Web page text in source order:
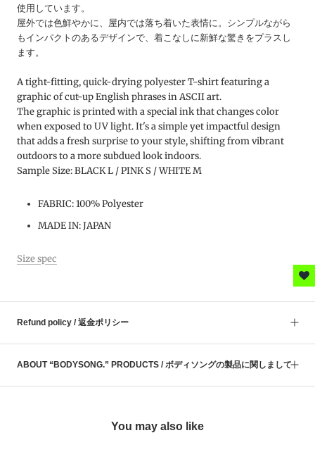
使用しています。
屋外では色鮮やかに、屋内では落ち着いた表情に。シンプルながら
もインパクトのあるデザインで、着こなしに新鮮な驚きをプラスし
ます。
A tight-fitting, quick-drying polyester T-shirt featuring a
graphic of cut-up English phrases in ASCII art.
The graphic is printed with a special ink that changes color
when exposed to UV light. It's a simple yet impactful design
that adds a fresh surprise to your style, shifting from vibrant
outdoors to a more subdued look indoors.
Sample Size: BLACK L / PINK S / WHITE M
FABRIC:100% Polyester
MADE IN: JAPAN
Size spec
Refund policy / 返金ポリシー
ABOUT “BODYSONG.” PRODUCTS / ボディソングの製品に関しまして
You may also like